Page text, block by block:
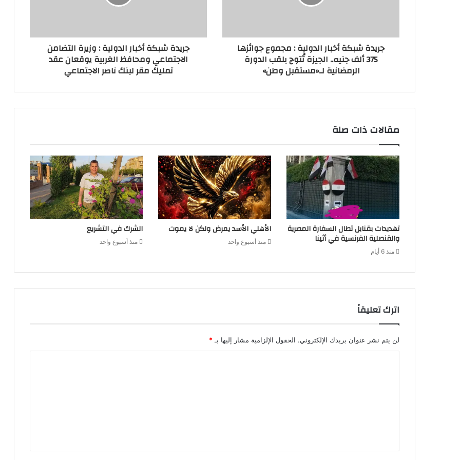
جريدة شبكة أخبار الدولية : مجموع جوائزها
375 ألف جنيه.. الجيزة تُتوج بلقب الدورة
الرمضانية لـ«مستقبل وطن»
جريدة شبكة أخبار الدولية : وزيرة التضامن
الاجتماعي ومحافظ الغربية يوقعان عقد
تمليك مقر لبنك ناصر الاجتماعي
مقالات ذات صلة
تهديدات بقنابل تطال السفارة المصرية
والقنصلية الفرنسية في أثينا
منذ 6 أيام
الأهلي الأسد يمرض ولكن لا يموت
منذ أسبوع واحد
الشرك في التشريع
منذ أسبوع واحد
اترك تعليقاً
لن يتم نشر عنوان بريدك الإلكتروني. الحقول الإلزامية مشار إليها بـ*